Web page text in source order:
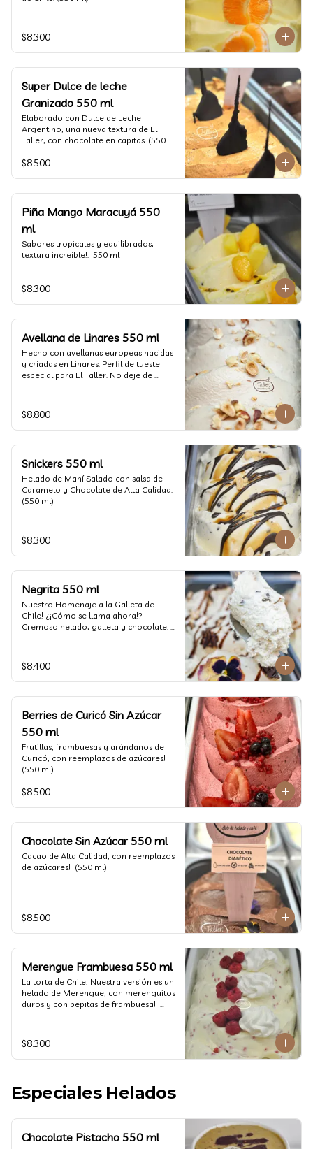
$8.300
Super Dulce de leche
Granizado 550 ml
Elaborado con Dulce de Leche
Argentino, una nueva textura de El
Taller, con chocolate en capitas. (550
$8.500
Piña Mango Maracuyá 550
ml
Sabores tropicales y equilibrados,
textura increíble!.  550 ml
$8.300
Avellana de Linares 550 ml
Hecho con avellanas europeas nacidas
y críadas en Linares. Perfil de tueste
especial para El Taller. No deje de
$8.800
Snickers 550 ml
Helado de Maní Salado con salsa de
Caramelo y Chocolate de Alta Calidad.
(550 ml)
$8.300
Negrita 550 ml
Nuestro Homenaje a la Galleta de
Chile! ¿¡Cómo se llama ahora!?
Cremoso helado, galleta y chocolate.
$8.400
Berries de Curicó Sin Azúcar
550 ml
Frutillas, frambuesas y arándanos de
Curicó, con reemplazos de azúcares!
(550 ml)
$8.500
Chocolate Sin Azúcar 550 ml
Cacao de Alta Calidad, con reemplazos
de azúcares!  (550 ml)
$8.500
Merengue Frambuesa 550 ml
La torta de Chile! Nuestra versión es un
helado de Merengue, con merenguitos
duros y con pepitas de frambuesa!
$8.300
Especiales Helados
Chocolate Pistacho 550 ml